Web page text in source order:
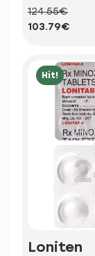
124.55€
103.79€
Hit!
Loniten